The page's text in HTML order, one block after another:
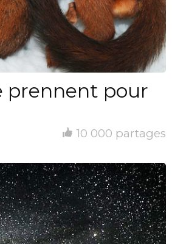
prennent pour
10 000 partages